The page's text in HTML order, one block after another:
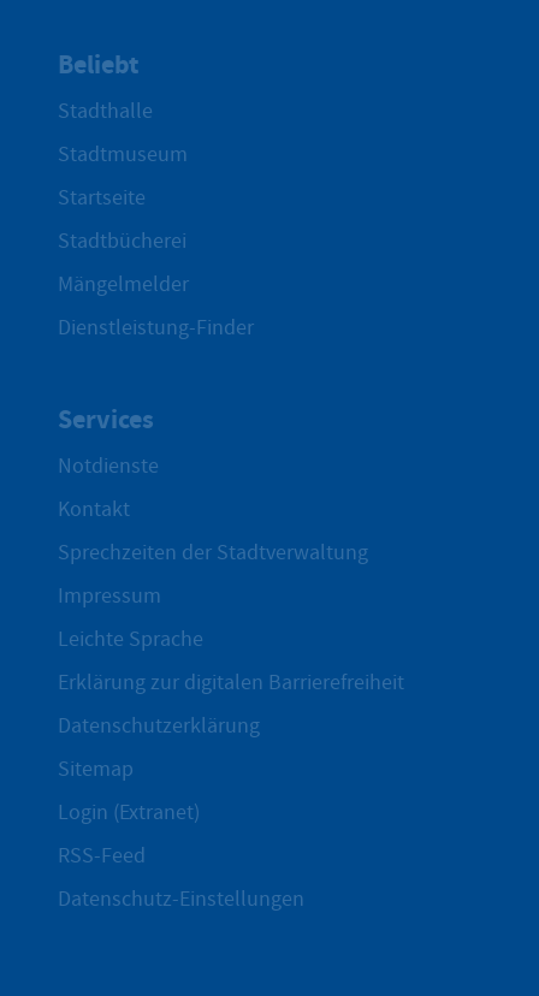
Beliebt
Stadthalle
Stadtmuseum
Startseite
Stadtbücherei
Mängelmelder
Dienstleistung-Finder
Services
Notdienste
Kontakt
Sprechzeiten der Stadtverwaltung
Impressum
Leichte Sprache
Erklärung zur digitalen Barrierefreiheit
Datenschutzerklärung
Sitemap
Login (Extranet)
RSS-Feed
Datenschutz-Einstellungen